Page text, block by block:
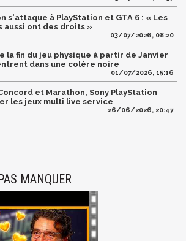
s'attaque à PlayStation et GTA 6 : « Les
aussi ont des droits »
03/07/2026, 08:20
la fin du jeu physique à partir de Janvier
dans une colère noire
01/07/2026, 15:16
et Marathon, Sony PlayStation
les jeux multi live service
26/06/2026, 20:47
MANQUER